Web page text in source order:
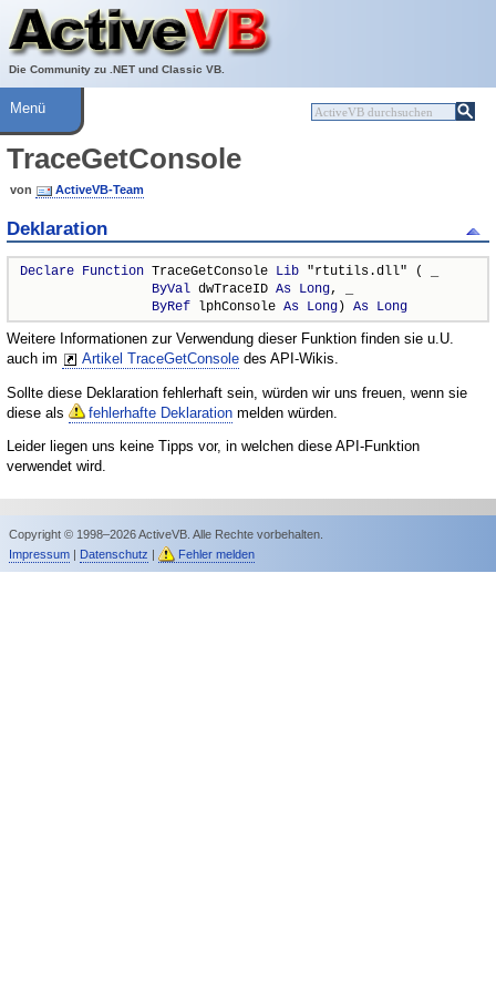
Die Community zu .NET und Classic VB.
Über ActiveVB
Hilfe
Menü
TraceGetConsole
von ActiveVB-Team
Deklaration
Declare Function TraceGetConsole Lib "rtutils.dll" ( _
ByVal dwTraceID As Long, _
ByRef lphConsole As Long) As Long
Weitere Informationen zur Verwendung dieser Funktion finden sie u.U.
auch im
Artikel TraceGetConsole des API-Wikis.
Sollte diese Deklaration fehlerhaft sein, würden wir uns freuen, wenn sie
diese als
fehlerhafte Deklaration melden würden.
Leider liegen uns keine Tipps vor, in welchen diese API-Funktion
verwendet wird.
Copyright © 1998–2026 ActiveVB. Alle Rechte vorbehalten.
Impressum| Datenschutz | Fehler melden